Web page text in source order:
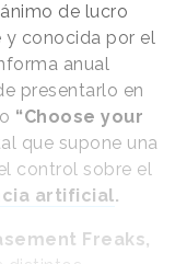
de lucro
y conocida por el
anual
presentarlo en
“Choose your
que supone una
control sobre el
artificial.
Freaks,